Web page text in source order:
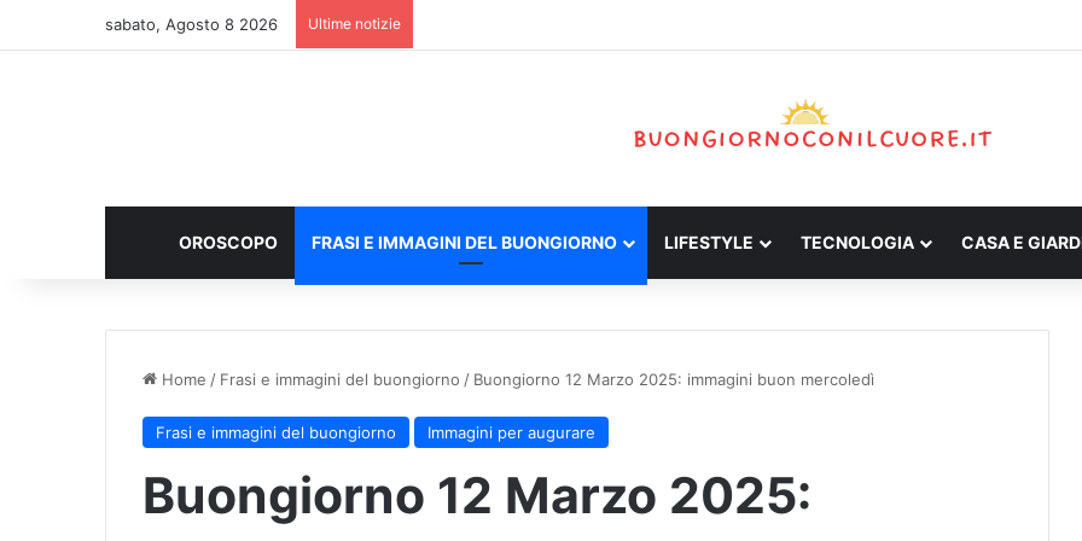
sabato, Agosto 8 2026 Ultime notizie
OROSCOPO FRASI E IMMAGINI DEL BUONGIORNO LIFESTYLE TECNOLOGIA CASA E
Home / Frasi e immagini del buongiorno / Buongiorno 12 Marzo 2025: immagini buon mercoledì
Frasi e immagini del buongiorno Immagini per augurare
Buongiorno 12 Marzo 2025: